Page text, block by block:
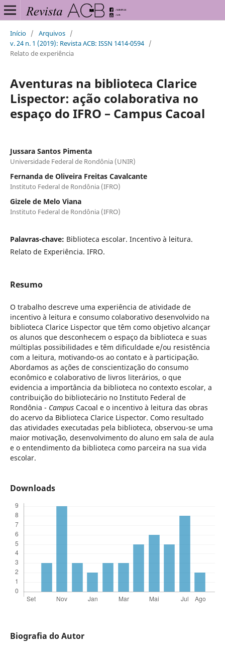
Início / Arquivos /
v. 24 n. 1 (2019): Revista ACB: ISSN 1414-0594 /
Relato de experiência
Aventuras na biblioteca Clarice
Lispector: ação colaborativa no
espaço do IFRO – Campus Cacoal
Jussara Santos Pimenta
Universidade Federal de Rondônia (UNIR)
Fernanda de Oliveira Freitas Cavalcante
Instituto Federal de Rondônia (IFRO)
Gizele de Melo Viana
Instituto Federal de Rondônia (IFRO)
Palavras-chave: Biblioteca escolar. Incentivo à leitura.
Relato de Experiência. IFRO.
Resumo
O trabalho descreve uma experiência de atividade de
incentivo à leitura e consumo colaborativo desenvolvido na
biblioteca Clarice Lispector que têm como objetivo alcançar
os alunos que desconhecem o espaço da biblioteca e suas
múltiplas possibilidades e têm dificuldade e/ou resistência
com a leitura, motivando-os ao contato e à participação.
Abordamos as ações de conscientização do consumo
econômico e colaborativo de livros literários, o que
evidencia a importância da biblioteca no contexto escolar, a
contribuição do bibliotecário no Instituto Federal de
Rondônia - Campus Cacoal e o incentivo à leitura das obras
do acervo da Biblioteca Clarice Lispector. Como resultado
das atividades executadas pela biblioteca, observou-se uma
maior motivação, desenvolvimento do aluno em sala de aula
e o entendimento da biblioteca como parceira na sua vida
escolar.
Downloads
Biografia do Autor